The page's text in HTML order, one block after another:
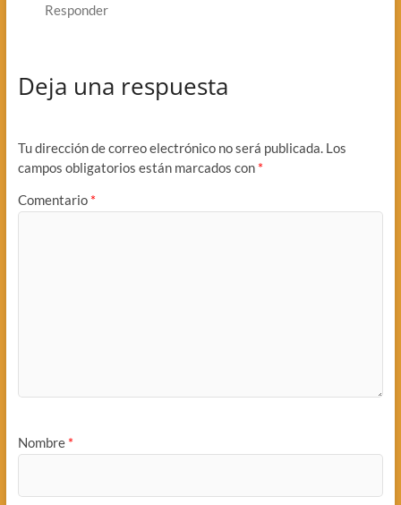
Responder
Deja una respuesta
Tu dirección de correo electrónico no será publicada. Los
campos obligatorios están marcados con *
Comentario *
Nombre *